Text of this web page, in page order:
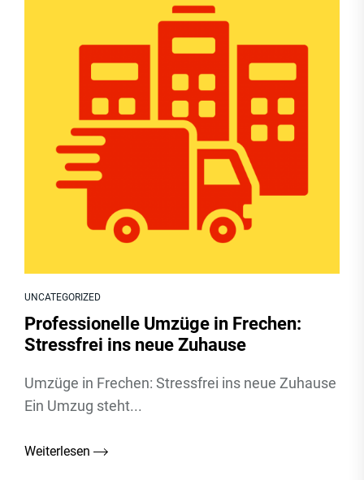
UNCATEGORIZED
Professionelle Umzüge in Frechen:
Stressfrei ins neue Zuhause
Umzüge in Frechen: Stressfrei ins neue Zuhause
Ein Umzug steht...
Weiterlesen